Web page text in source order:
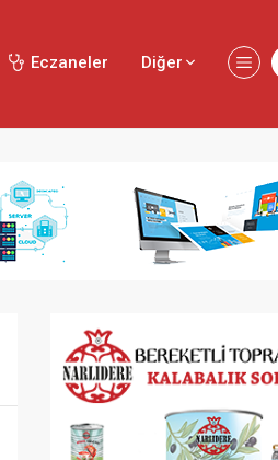
Eczaneler Diğer